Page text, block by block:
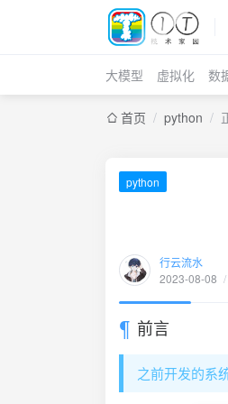
大模型 虚拟化 数
首页 / python /
python
行云流水
2023-08-08 /
前言
之前开发的系